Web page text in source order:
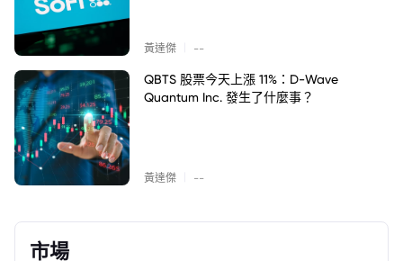
黃達傑 --
QBTS 股票今天上漲 11%：D-Wave
Quantum Inc. 發生了什麼事？
黃達傑 --
市場